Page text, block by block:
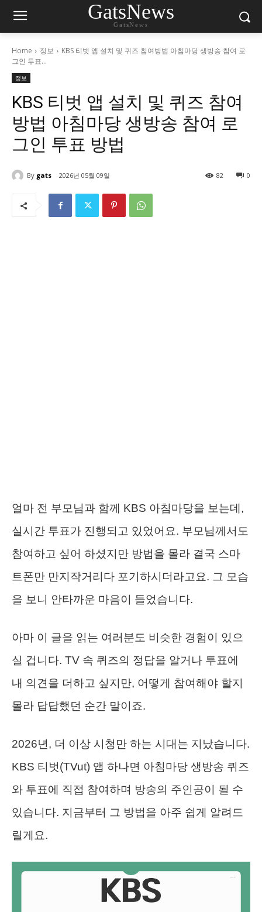
GatsNews
GatsNews
Home 정보
KBS 티벗 앱 설치 및 퀴즈 참여방법 아침마당 생방송 참여 로
그인 투표...
정보
KBS 티벗 앱 설치 및 퀴즈 참여
방법 아침마당 생방송 참여 로
그인 투표 방법
By gats 2026년 05월 09일 0
82
얼마 전 부모님과 함께 KBS 아침마당을 보는데,
실시간 투표가 진행되고 있었어요. 부모님께서도
참여하고 싶어 하셨지만 방법을 몰라 결국 스마
트폰만 만지작거리다 포기하시더라고요. 그 모습
을 보니 안타까운 마음이 들었습니다.
아마 이 글을 읽는 여러분도 비슷한 경험이 있으
실 겁니다. TV 속 퀴즈의 정답을 알거나 투표에
내 의견을 더하고 싶지만, 어떻게 참여해야 할지
몰라 답답했던 순간 말이죠.
2026년, 더 이상 시청만 하는 시대는 지났습니다.
KBS 티벗(TVut) 앱 하나면 아침마당 생방송 퀴즈
와 투표에 직접 참여하며 방송의 주인공이 될 수
있습니다. 지금부터 그 방법을 아주 쉽게 알려드
릴게요.